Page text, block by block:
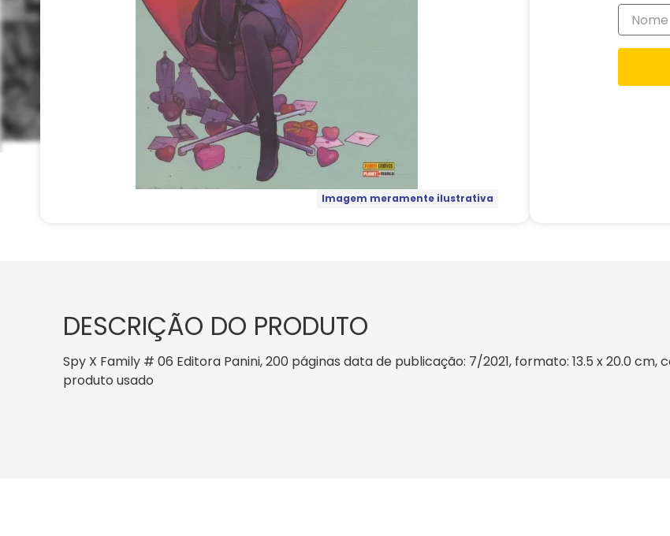
Imagem meramente ilustrativa
DESCRIÇÃO DO PRODUTO
Spy X Family # 06 Editora Panini, 200 páginas data de publicação: 7/2021, formato: 13.5 x 20.0
produto usado